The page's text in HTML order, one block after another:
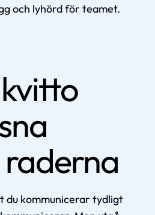
och lyhörd för teamet.
du kommunicerar tydligt